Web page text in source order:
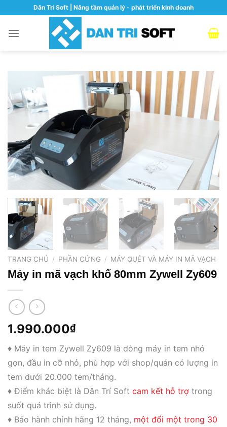
content
Dân Trí Soft | Nâng tầm quản lý - phát triển kinh doanh
TRANG CHỦ / PHẦN CỨNG / MÁY QUÉT VÀ MÁY IN MÃ VẠCH
Máy in mã vạch khổ 80mm Zywell Zy609
1.990.000₫
♦ Máy in tem Zywell Zy609 là dòng máy in tem nhỏ
gọn, đầu in cỡ nhỏ, phù hợp với shop/quán có lượng in
tem dưới 20.000 tem/tháng.
♦ Điểm khác biệt là Dân Trí Soft cam kết hỗ trợ trong
suốt quá trình sử dụng.
♦ Bảo hành chính hãng 12 tháng, một đổi một trong 30